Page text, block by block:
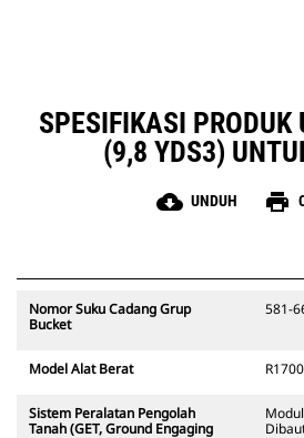
SPESIFIKASI
(9,8 YDS3)
cloud_download UNDUH print
Nomor Suku Cadang Grup
Bucket
581-
Model Alat Berat
Sistem Peralatan Pengolah
Tanah (GET, Ground Engaging